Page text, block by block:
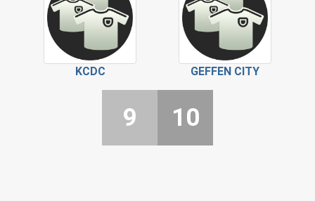
KCDC GEFFEN CITY
9 10